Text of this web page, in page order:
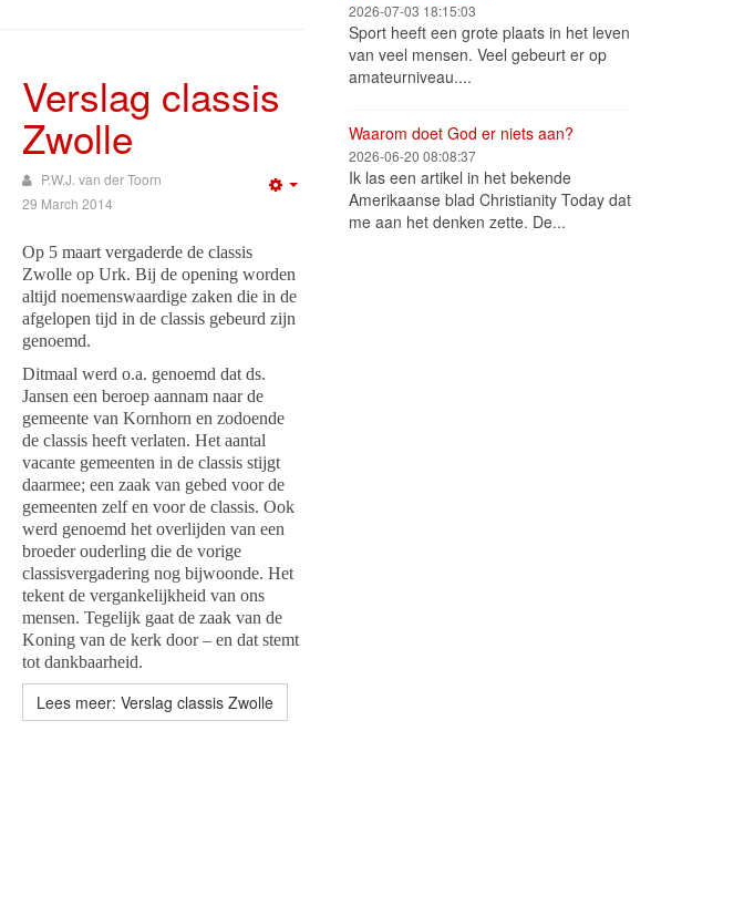
Verslag classis
Zwolle
P.W.J. van der Toorn
29 March 2014
Op 5 maart vergaderde de classis
Zwolle op Urk. Bij de opening worden
altijd noemenswaardige zaken die in de
afgelopen tijd in de classis gebeurd zijn
genoemd.
Ditmaal werd o.a. genoemd dat ds.
Jansen een beroep aannam naar de
gemeente van Kornhorn en zodoende
de classis heeft verlaten. Het aantal
vacante gemeenten in de classis stijgt
daarmee; een zaak van gebed voor de
gemeenten zelf en voor de classis. Ook
werd genoemd het overlijden van een
broeder ouderling die de vorige
classisvergadering nog bijwoonde. Het
tekent de vergankelijkheid van ons
mensen. Tegelijk gaat de zaak van de
Koning van de kerk door – en dat stemt
tot dankbaarheid.
Lees meer: Verslag classis Zwolle
2026-07-03 18:15:03
Sport heeft een grote plaats in het leven
van veel mensen. Veel gebeurt er op
amateurniveau....
Waarom doet God er niets aan?
2026-06-20 08:08:37
Ik las een artikel in het bekende
Amerikaanse blad Christianity Today dat
me aan het denken zette. De...